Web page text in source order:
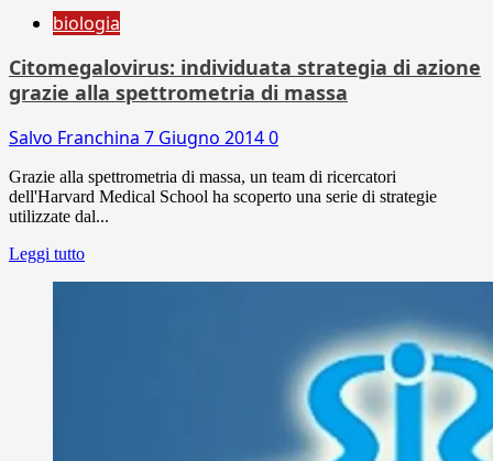
biologia
Citomegalovirus: individuata strategia di azione
grazie alla spettrometria di massa
Salvo Franchina 7 Giugno 20140
Grazie alla spettrometria di massa, un team di ricercatori
dell'Harvard Medical School ha scoperto una serie di strategie
utilizzate dal...
Leggi tutto